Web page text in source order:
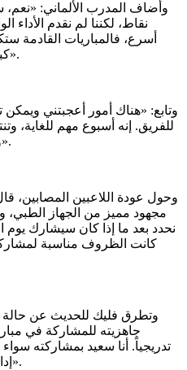
وأضاف المدرب الألماني:
نقاط، لكننا لم نقدم الأداء
أسرع، فالمباريات القادمة
كبير لأن نيوكاسل فريق قوي للغاية».
وتابع: «هناك أمور أعجبتني ويمكن
للفريق. إنه أسبوع مهم للغاية،
ويجب أن نقدم فيها أفضل ما لدينا».
وحول عودة اللاعبين المصابين،
مجهود مميز من الجهاز الطبي،
نحدد بعد ما إذا كان سيشارك يوم
كانت الظروف مناسبة
وتطرق فليك للحديث عن حالة
جاهزيته للمشاركة في
إدارة اللاعبين المصابين بعناية فائقة».